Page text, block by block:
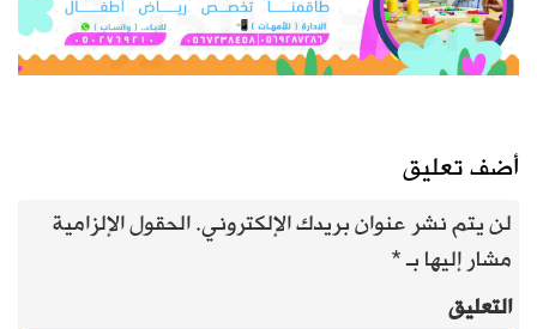
أضف تعليق
لن يتم نشر عنوان بريدك الإلكتروني.الحقول الإلزامية
مشار إليها بـ*
التعليق